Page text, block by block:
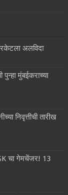
अलविदा
मुंबईकराच्या
निवृत्तीची तारीख
चा गेमचेंजर! 13